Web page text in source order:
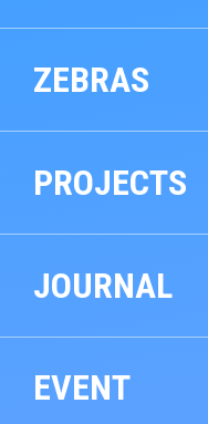
ZEBRAS
PROJECTS
JOURNAL
EVENT